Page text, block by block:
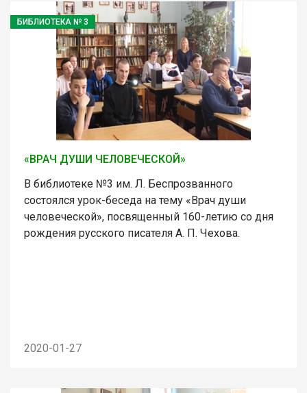
БИБЛИОТЕКА № 3
«ВРАЧ ДУШИ ЧЕЛОВЕЧЕСКОЙ»
В библиотеке №3 им. Л. Беспрозванного
состоялся урок-беседа на тему «Врач души
человеческой», посвященный 160-летию со дня
рождения русского писателя А. П. Чехова.
2020-01-27